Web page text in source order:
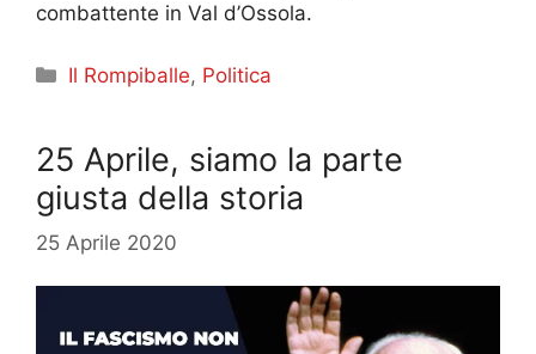
combattente in Val d’Ossola.
Categorie
Il Rompiballe, Politica
25 Aprile, siamo la parte
giusta della storia
25 Aprile 2020